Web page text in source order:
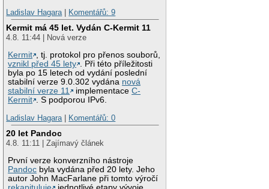
Ladislav Hagara | Komentářů: 9
Kermit má 45 let. Vydán C-Kermit 11
4.8. 11:44 | Nová verze
Kermit , tj. protokol pro přenos souborů,
vznikl před 45 lety . Při této příležitosti
byla po 15 letech od vydání poslední
stabilní verze 9.0.302 vydána nová
stabilní verze 11
implementaceC-
Kermit . S podporou IPv6.
Ladislav Hagara | Komentářů: 0
20 let Pandoc
4.8. 11:11 | Zajímavý článek
První verze konverzního nástroje
Pandoc byla vydána před 20 lety. Jeho
autor John MacFarlane při tomto výročí